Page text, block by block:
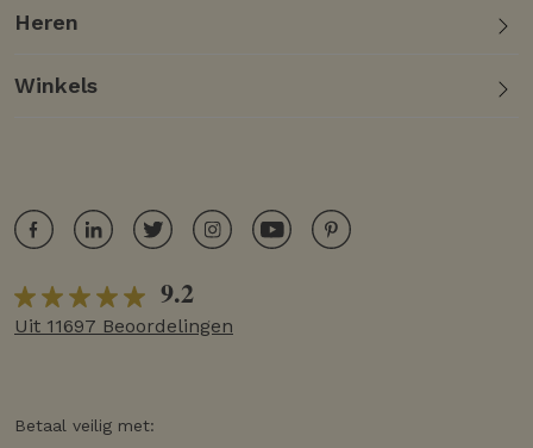
Heren
Winkels
9.2
Uit 11697 Beoordelingen
Betaal veilig met: